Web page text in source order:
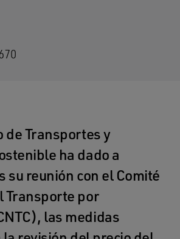
de Transportes y
ha dado a
su reunión con el Comité
Transporte por
las medidas